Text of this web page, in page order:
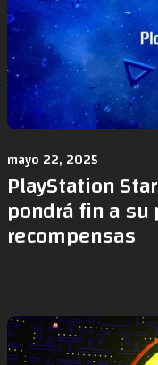
mayo 22, 2025
PlayStation
pondrá fin a su
recompensas